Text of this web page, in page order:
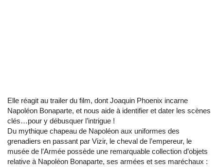
Elle réagit au trailer du film, dont Joaquin Phoenix incarne
Napoléon Bonaparte, et nous aide à identifier et dater les scènes
clés…pour y débusquer l’intrigue !
Du mythique chapeau de Napoléon aux uniformes des
grenadiers en passant par Vizir, le cheval de l’empereur, le
musée de l’Armée possède une remarquable collection d’objets
relative à Napoléon Bonaparte, ses armées et ses maréchaux :